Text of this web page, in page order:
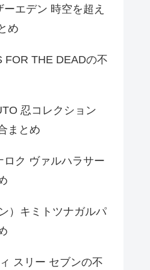
エデン 時空を超え
め
FOR THE DEADの不
忍コレクション
まとめ
ロク ヴァルハラサー
）キミトツナガルパ
スリー セブンの不